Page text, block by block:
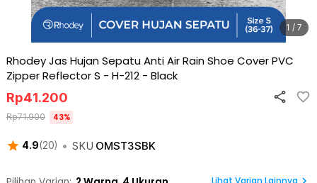
1 / 7
Rhodey Jas Hujan Sepatu Anti Air Rain Shoe Cover PVC
Zipper Reflector S - H-212 - Black
4.9(20) • SKU OMST3SBK
Rp41.200
Rp71.900 43%
Lihat Varian Lainnya